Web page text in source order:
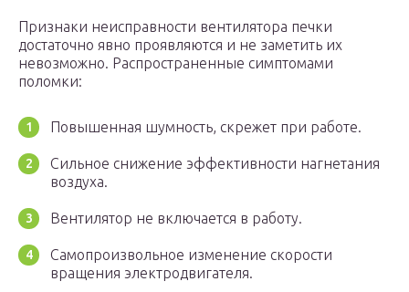
Признаки неисправности вентилятора печки
достаточно явно проявляются и не заметить их
невозможно. Распространенные симптомами
поломки:
Повышенная шумность, скрежет при работе.
Сильное снижение эффективности нагнетания
воздуха.
Вентилятор не включается в работу.
Самопроизвольное изменение скорости
вращения электродвигателя.